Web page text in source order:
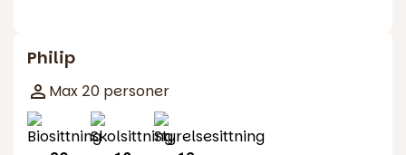
Philip
Max 20 personer